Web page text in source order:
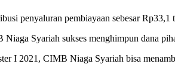
penyaluran pembiayaan sebesar
Syariah sukses menghimpun dana
I 2021, CIMB Niaga Syariah bisa